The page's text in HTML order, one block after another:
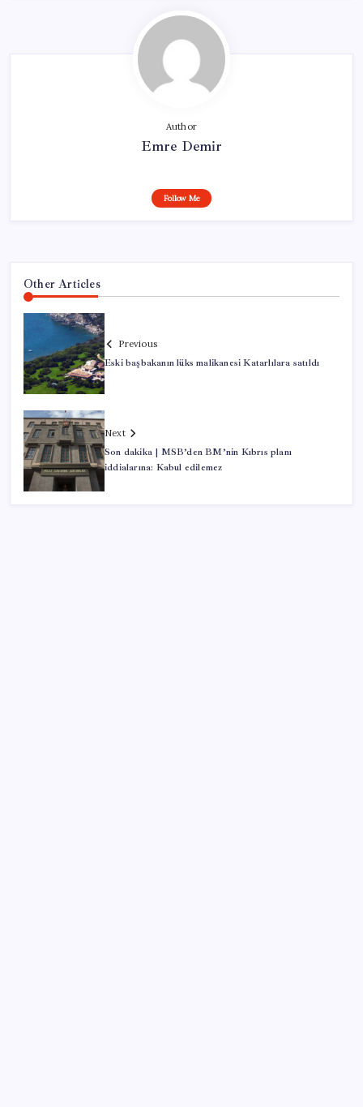
Author
Emre Demir
Follow Me
Other Articles
Previous
Eski başbakanın lüks malikanesi Katarlılara satıldı
Next
Son dakika | MSB’den BM’nin Kıbrıs planı
iddialarına: Kabul edilemez